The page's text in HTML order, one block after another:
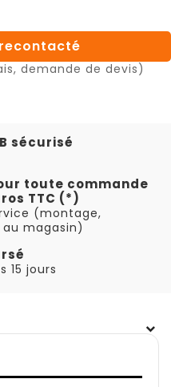
demande de devis)
sécurisé
toute commande
TTC (*)
(montage,
magasin)
15 jours